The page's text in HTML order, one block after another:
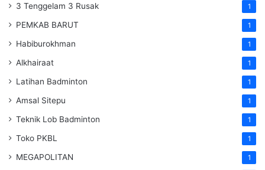
3 Tenggelam 3 Rusak 1
PEMKAB BARUT 1
Habiburokhman 1
Alkhairaat 1
Latihan Badminton 1
Amsal Sitepu 1
Teknik Lob Badminton 1
Toko PKBL 1
MEGAPOLITAN 1